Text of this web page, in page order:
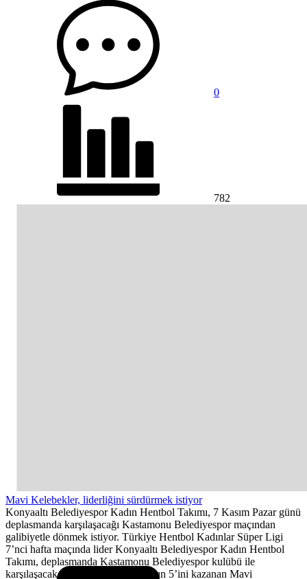
0
782
Mavi Kelebekler, liderliğini sürdürmek istiyor
Konyaaltı Belediyespor Kadın Hentbol Takımı, 7 Kasım Pazar günü
deplasmanda karşılaşacağı Kastamonu Belediyespor maçından
galibiyetle dönmek istiyor. Türkiye Hentbol Kadınlar Süper Ligi
7’nci hafta maçında lider Konyaaltı Belediyespor Kadın Hentbol
Takımı, deplasmanda Kastamonu Belediyespor kulübü ile
karşılaşacak. Ligde oynadığı 6 maçın 5’ini kazanan Mavi